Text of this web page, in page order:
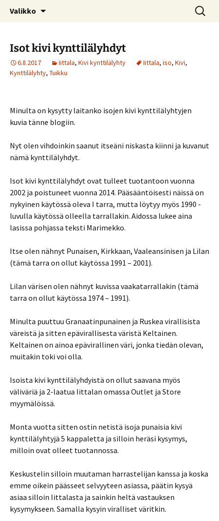
© Kruununjalokivet.com
Kotimaiseen lasiin keskittyvä blogi
Valikko Haku:
Isot kivi kynttilälyhdyt
6.8.2017 Iittala, Kivi kynttilälyhty Iittala, iso, Kivi,
Kynttilälyhty, Tuikku
Minulta on kysytty laitanko isojen kivi kynttilälyhtyjen
kuvia tänne blogiin.
Nyt olen vihdoinkin saanut itseäni niskasta kiinni ja kuvanut
nämä kynttilälyhdyt.
Isot kivi kynttilälyhdyt ovat tulleet tuotantoon vuonna
2002 ja poistuneet vuonna 2014. Pääsääntöisesti näissä on
nykyinen käytössä oleva I tarra, mutta löytyy myös 1990 -
luvulla käytössä olleella tarrallakin. Aidossa lukee aina
lasissa pohjassa teksti Marimekko.
Itse olen nähnyt Punaisen, Kirkkaan, Vaaleansinisen ja Lilan
(tämä tarra on ollut käytössa 1991 – 2001).
Lilan värisen olen nähnyt kuvissa vaakatarrallakin (tämä
tarra on ollut käytössa 1974 – 1991).
Minulta puuttuu Granaatinpunainen ja Ruskea virallisista
väreistä ja sitten epävirallisesta väristä Keltainen.
Keltainen on ainoa epävirallinen väri, jonka tiedän olevan,
muitakin toki voi olla.
Isoista kivi kynttilälyhdyistä on ollut saavana myös
väliväriä ja 2-laatua Iittalan omassa Outlet ja Store
myymälöissä.
Monta vuotta sitten ostin netistä isoja punaisia kivi
kynttilälyhtyjä 5 kappaletta ja silloin heräsi kysymys,
milloin ovat olleet tuotannossa.
Keskustelin silloin muutaman harrastelijan kanssa ja koska
emme oikein päässeet selvyyteen asiassa, päätin kysyä
asiaa silloin Iittalasta ja sainkin heltä vastauksen
kysymykseen. Samalla kysyin viralliset väritkin.